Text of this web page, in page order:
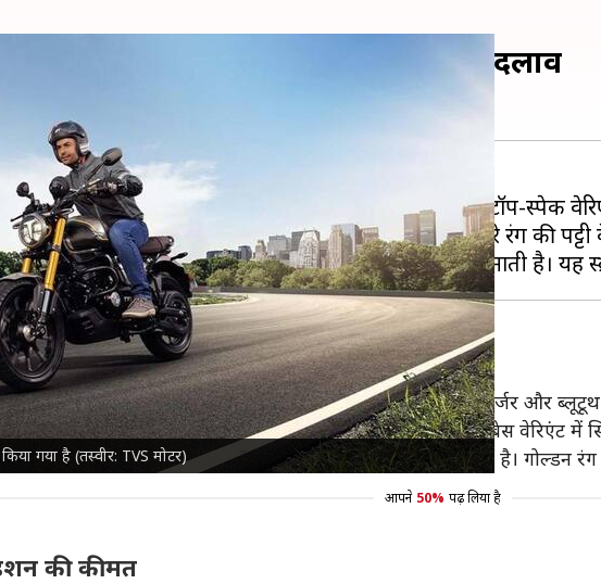
गया है (तस्वीर: TVS मोटर)
एडिशन हुआ लॉन्च, जानिए क्या किया है बदलाव
फेस्टिव एडिशन लॉन्च किया है। यह स्पेशल एडिशन बाइक के टॉप-स्पेक
है, जो फ्यूल टैंक से साइड पैनल तक जाने वाली फ्लोरोसेंट हरे रंग की
फेस्टिव एडिशन में एडजस्टेबल लीवर, ऑल-LED लाइट्स, एक USB चार्जर और
गए हैं। टॉप-स्पेक रोनिन में ड्यूल-चैनल ABS की सुविधा है, जबकि बेस वेरिएंट में
USD फोर्क और पीछे 7-स्टेप एडजस्टेबल मोनोशॉक यूनिट मिलती है। गोल्डन
आपने 50% पढ़ लिया है
की कीमत